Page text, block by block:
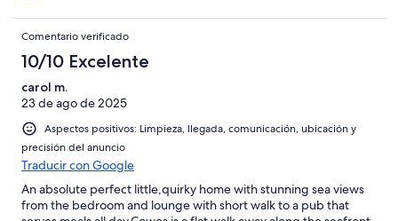
Comentario verificado
10/10 Excelente
carol m.
23 de ago de 2025
Aspectos positivos: Limpieza, llegada, comunicación, ubicación y
precisión del anuncio
Traducir con Google
An absolute perfect little,quirky home with stunning sea views
from the bedroom and lounge with short walk to a pub that